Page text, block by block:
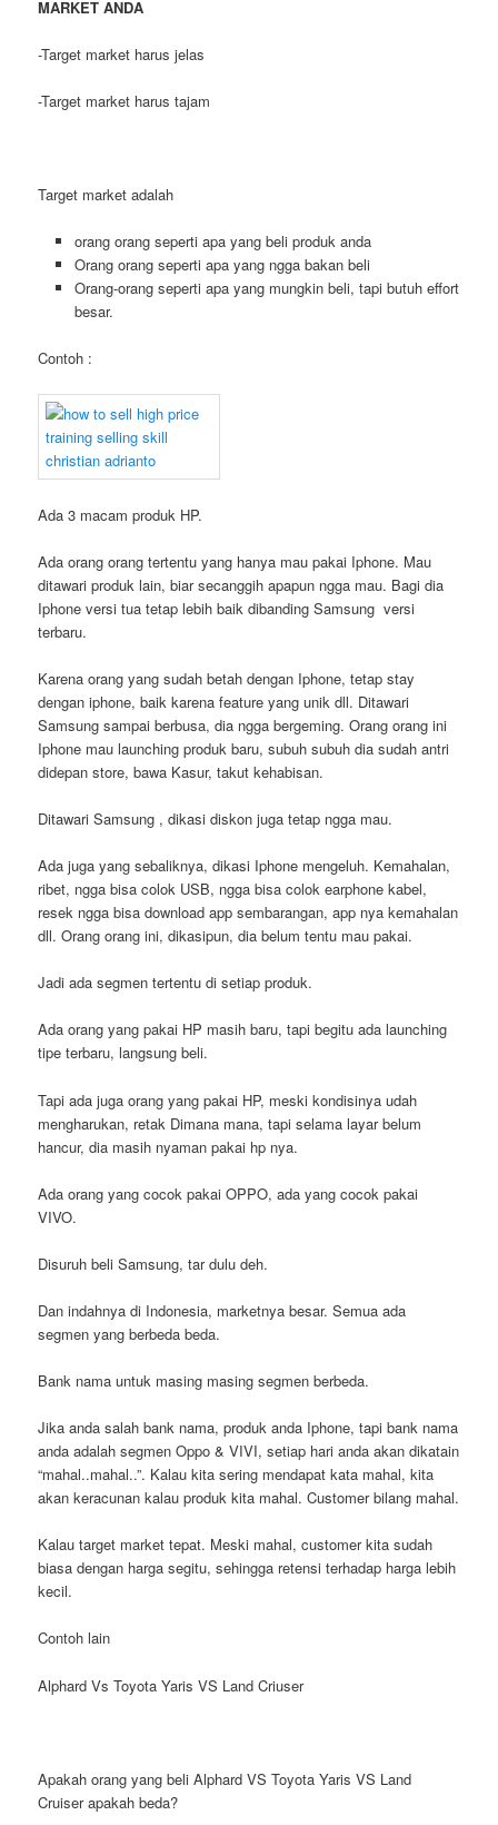
MARKET ANDA
-Target market harus jelas
-Target market harus tajam
Target market adalah
orang orang seperti apa yang beli produk anda
Orang orang seperti apa yang ngga bakan beli
Orang-orang seperti apa yang mungkin beli, tapi butuh effort
besar.
Contoh :
Ada 3 macam produk HP.
Ada orang orang tertentu yang hanya mau pakai Iphone. Mau
ditawari produk lain, biar secanggih apapun ngga mau. Bagi dia
Iphone versi tua tetap lebih baik dibanding Samsung versi
terbaru.
Karena orang yang sudah betah dengan Iphone, tetap stay
dengan iphone, baik karena feature yang unik dll. Ditawari
Samsung sampai berbusa, dia ngga bergeming. Orang orang ini
Iphone mau launching produk baru, subuh subuh dia sudah antri
didepan store, bawa Kasur, takut kehabisan.
Ditawari Samsung , dikasi diskon juga tetap ngga mau.
Ada juga yang sebaliknya, dikasi Iphone mengeluh. Kemahalan,
ribet, ngga bisa colok USB, ngga bisa colok earphone kabel,
resek ngga bisa download app sembarangan, app nya kemahalan
dll. Orang orang ini, dikasipun, dia belum tentu mau pakai.
Jadi ada segmen tertentu di setiap produk.
Ada orang yang pakai HP masih baru, tapi begitu ada launching
tipe terbaru, langsung beli.
Tapi ada juga orang yang pakai HP, meski kondisinya udah
mengharukan, retak Dimana mana, tapi selama layar belum
hancur, dia masih nyaman pakai hp nya.
Ada orang yang cocok pakai OPPO, ada yang cocok pakai
VIVO.
Disuruh beli Samsung, tar dulu deh.
Dan indahnya di Indonesia, marketnya besar. Semua ada
segmen yang berbeda beda.
Bank nama untuk masing masing segmen berbeda.
Jika anda salah bank nama, produk anda Iphone, tapi bank nama
anda adalah segmen Oppo & VIVI, setiap hari anda akan dikatain
“mahal..mahal..”. Kalau kita sering mendapat kata mahal, kita
akan keracunan kalau produk kita mahal. Customer bilang mahal.
Kalau target market tepat. Meski mahal, customer kita sudah
biasa dengan harga segitu, sehingga retensi terhadap harga lebih
kecil.
Contoh lain
Alphard Vs Toyota Yaris VS Land Criuser
Apakah orang yang beli Alphard VS Toyota Yaris VS Land
Cruiser apakah beda?